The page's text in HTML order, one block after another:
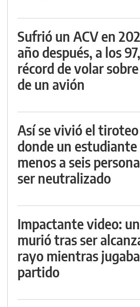
Sufrió un ACV en
año después, a los
récord de volar
de un avión
Así se vivió el
donde un
menos a seis
ser neutralizado
Impactante video:
murió tras ser
rayo mientras
partido